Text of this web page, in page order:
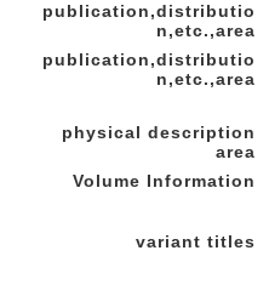
publication,distributio
n,etc.,area
publication,distributio
n,etc.,area
physical description
area
Volume Information
variant titles